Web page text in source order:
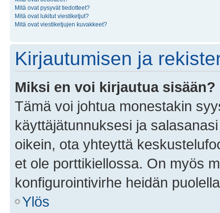
Mitä ovat pysyvät tiedotteet?
Mitä ovat lukitut viestiketjut?
Mitä ovat viestiketjujen kuvakkeet?
Kirjautumisen ja
Miksi en voi kirjautua sisään?
Tämä voi johtua monestakin
käyttäjätunnuksesi ja
oikein, ota yhteyttä
et ole porttikiellossa. On myös
konfigurointivirhe heidän
Ylös